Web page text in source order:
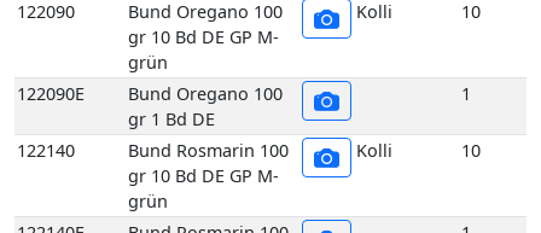
122140
Bund Rosmarin 100
gr 10 Bd DE GP M-
grün
Kolli 10
122140E
Bund Rosmarin 100
gr 1 Bd DE
1
122180
Bund Salbei 100 gr
10 Bd DE GP M-
grün
Kolli 10